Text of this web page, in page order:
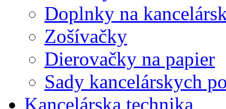
Doplnky na
Zošívačky
Dierovačky na papier
Sady kancelárskych
Kancelárska technika